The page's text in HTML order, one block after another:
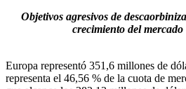
Objetivos agresivos de
crecimiento del
Europa representó 351,6 millones de
representa el 46,56 % de la cuota de